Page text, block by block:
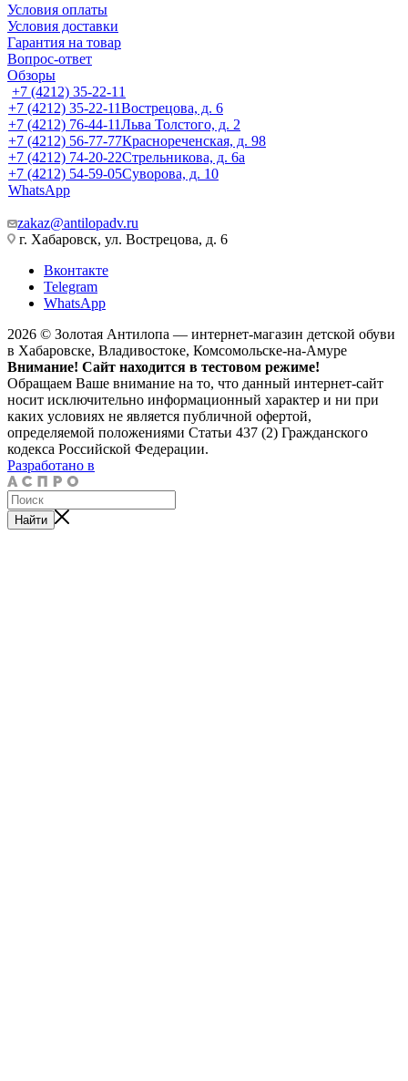
Условия оплаты
Условия доставки
Гарантия на товар
Вопрос-ответ
Обзоры
+7 (4212) 35-22-11
+7 (4212) 35-22-11Вострецова, д. 6
+7 (4212) 76-44-11Льва Толстого, д. 2
+7 (4212) 56-77-77Краснореченская, д. 98
+7 (4212) 74-20-22Стрельникова, д. 6а
+7 (4212) 54-59-05Суворова, д. 10
WhatsApp
zakaz@antilopadv.ru
г. Хабаровск, ул. Вострецова, д. 6
Вконтакте
Telegram
WhatsApp
2026 © Золотая Антилопа — интернет-магазин детской обуви
в Хабаровске, Владивостоке, Комсомольске-на-Амуре
Внимание! Сайт находится в тестовом режиме!
Обращаем Ваше внимание на то, что данный интернет-сайт
носит исключительно информационный характер и ни при
каких условиях не является публичной офертой,
определяемой положениями Статьи 437 (2) Гражданского
кодекса Российской Федерации.
Разработано в
Найти